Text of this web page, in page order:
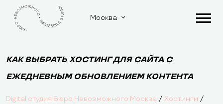
Москва
КАК ВЫБРАТЬ ХОСТИНГ ДЛЯ САЙТА С
ЕЖЕДНЕВНЫМ ОБНОВЛЕНИЕМ КОНТЕНТА
Digital студия Бюро Невозможного Москва / Хостинги /